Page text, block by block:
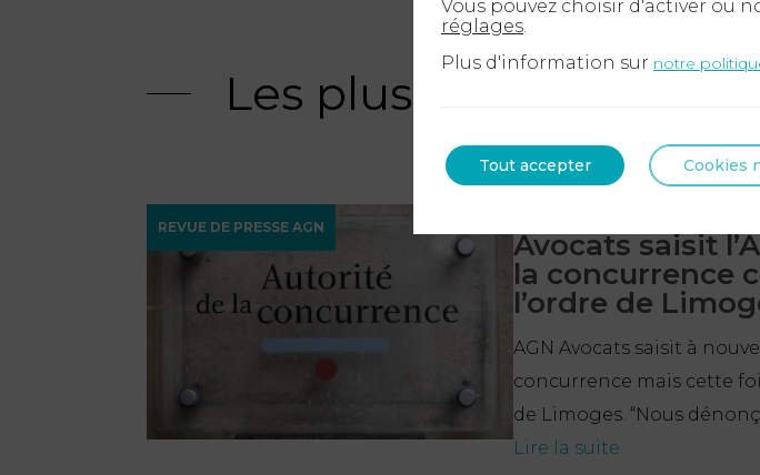
Les plus récents
REVUE DE PRESSE AGN
19-02-2018
Avocats saisit
la concurrence
l’ordre de
AGN Avocats saisit à
concurrence mais cette
de Limoges. “Nous
Lire la suite
Vous pouvez choisir d'activer ou
réglages
Plus d'information sur notre
Tout accepter Cookies